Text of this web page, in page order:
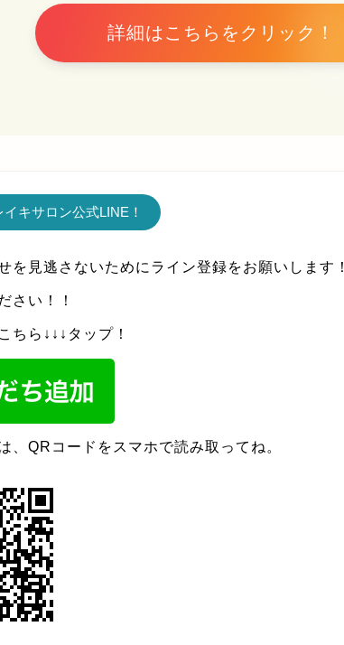
詳細はこちらをクリック！
キサロン公式LINE！
を見逃さないためにライン登録をお願いします！
さい！！
ちら↓↓↓タップ！
、QRコードをスマホで読み取ってね。